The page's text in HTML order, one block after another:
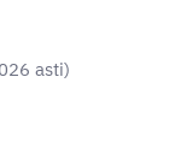
asti)